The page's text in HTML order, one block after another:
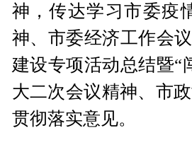
神，传达学习市委疫
神、市委经济工作会
建设专项活动总结暨“
大二次会议精神、市
贯彻落实意见。